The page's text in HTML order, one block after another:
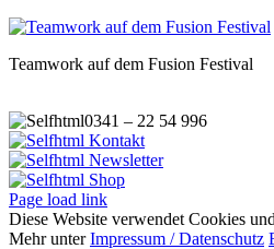
Teamwork auf dem Fusion Festival
0341 – 22 54 996
Kontakt
Newsletter
Shop
Page load link
Diese Website verwendet Cookies
Mehr unterImpressum / Datenschutz